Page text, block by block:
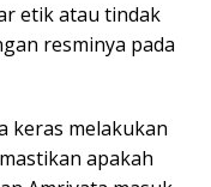
etik atau tindak
resminya pada
keras melakukan
apakah